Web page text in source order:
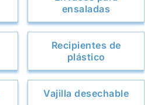
ensaladas
Recipientes de
plástico
Vajilla desechable